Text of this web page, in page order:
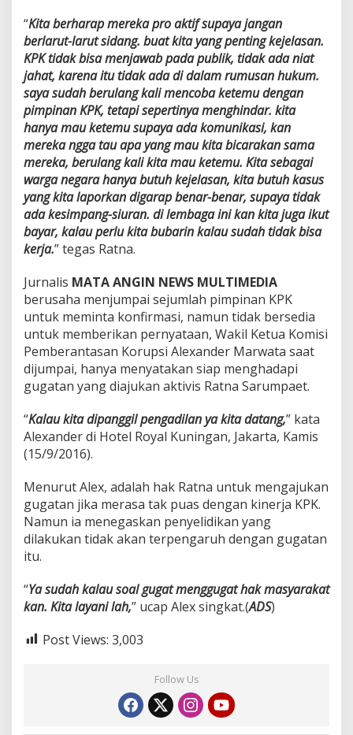
“Kita berharap mereka pro aktif supaya jangan
berlarut-larut sidang. buat kita yang penting kejelasan.
KPK tidak bisa menjawab pada publik, tidak ada niat
jahat, karena itu tidak ada di dalam rumusan hukum.
saya sudah berulang kali mencoba ketemu dengan
pimpinan KPK, tetapi sepertinya menghindar. kita
hanya mau ketemu supaya ada komunikasi, kan
mereka ngga tau apa yang mau kita bicarakan sama
mereka, berulang kali kita mau ketemu. Kita sebagai
warga negara hanya butuh kejelasan, kita butuh kasus
yang kita laporkan digarap benar-benar, supaya tidak
ada kesimpang-siuran. di lembaga ini kan kita juga ikut
bayar, kalau perlu kita bubarin kalau sudah tidak bisa
kerja.” tegas Ratna.
Jurnalis MATA ANGIN NEWS MULTIMEDIA
berusaha menjumpai sejumlah pimpinan KPK
untuk meminta konfirmasi, namun tidak bersedia
untuk memberikan pernyataan, Wakil Ketua Komisi
Pemberantasan Korupsi Alexander Marwata saat
dijumpai, hanya menyatakan siap menghadapi
gugatan yang diajukan aktivis Ratna Sarumpaet.
“Kalau kita dipanggil pengadilan ya kita datang,” kata
Alexander di Hotel Royal Kuningan, Jakarta, Kamis
(15/9/2016).
Menurut Alex, adalah hak Ratna untuk mengajukan
gugatan jika merasa tak puas dengan kinerja KPK.
Namun ia menegaskan penyelidikan yang
dilakukan tidak akan terpengaruh dengan gugatan
itu.
“Ya sudah kalau soal gugat menggugat hak masyarakat
kan. Kita layani lah,” ucap Alex singkat.(ADS)
Post Views: 3,003
Follow Us